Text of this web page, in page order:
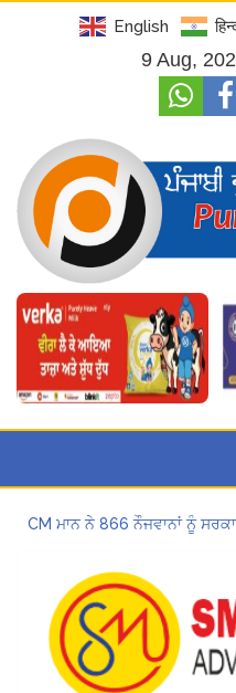
English
9 Aug,
CM ਮਾਨ ਨੇ 866 ਨੌਜਵਾਨਾਂ ਨੂੰ
Hukamnama Sri Darbar
Hukamnama Sri Darbar